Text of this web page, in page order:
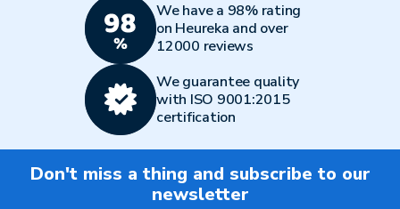
We have a 98% rating
on Heureka and over
12000 reviews
We guarantee quality
with ISO 9001:2015
certification
Don't miss a thing and subscribe to our
newsletter